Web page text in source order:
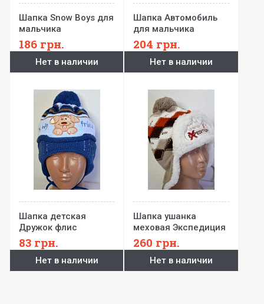
Шапка Snow Boys для
мальчика
186 грн.
Нет в наличии
Шапка Автомобиль
для мальчика
204 грн.
Нет в наличии
Шапка детская
Дружок флис
83 грн.
Нет в наличии
Шапка ушанка
меховая Экспедиция
мех
260 грн.
Нет в наличии